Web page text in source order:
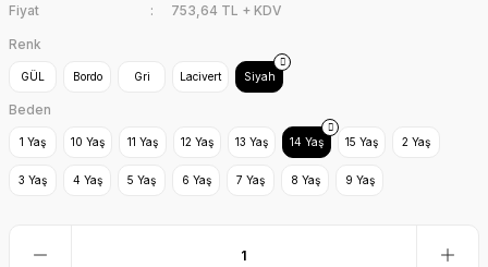
Fiyat
753,64 TL + KDV
Renk
GÜL Bordo Gri Lacivert Siyah
Beden
1 Yaş 10 Yaş 11 Yaş 12 Yaş 13 Yaş 14 Yaş 15 Yaş 2 Yaş
3 Yaş 4 Yaş 5 Yaş 6 Yaş 7 Yaş 8 Yaş 9 Yaş